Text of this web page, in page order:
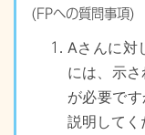
(FPへの質問事項)
Aさんに対
には、示
が必要で
説明してく